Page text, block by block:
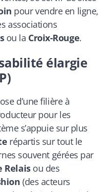
pour vendre en ligne,
associations
ou la Croix-Rouge.
élargie
d’une filière à
pour les
s’appuie sur plus
répartis sur tout le
souvent gérées par
Relaisou des
(des acteurs